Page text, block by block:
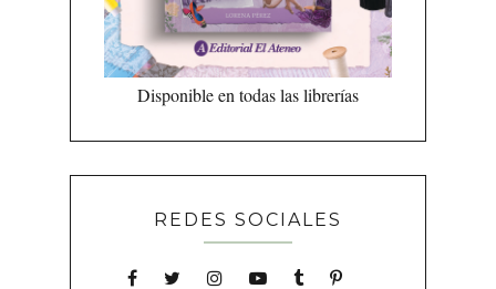
Disponible en todas las librerías
REDES SOCIALES